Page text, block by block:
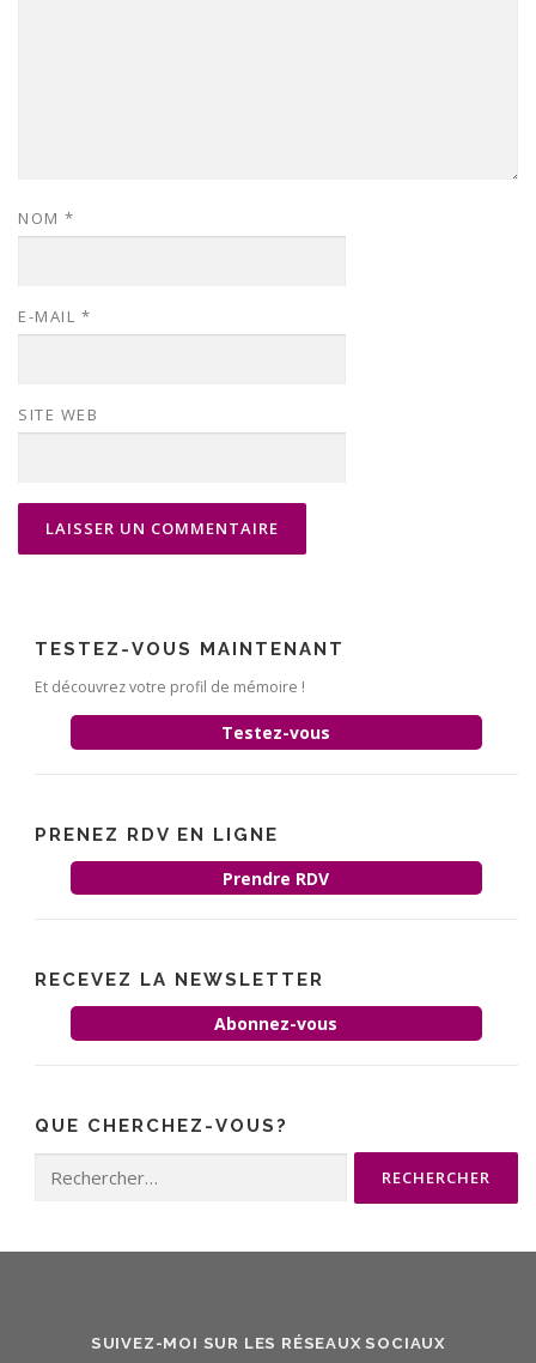
NOM *
E-MAIL *
SITE WEB
TESTEZ-VOUS MAINTENANT
Et découvrez votre profil de mémoire !
Testez-vous
PRENEZ RDV EN LIGNE
Prendre RDV
RECEVEZ LA NEWSLETTER
Abonnez-vous
QUE CHERCHEZ-VOUS?
SUIVEZ-MOI SUR LES RÉSEAUX SOCIAUX